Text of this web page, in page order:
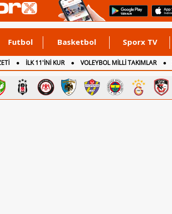
Futbol Basketbol Sporx TV
İLK 11'İNİ KUR VOLEYBOL MİLLİ TAKIMLAR
İNGİLTERE